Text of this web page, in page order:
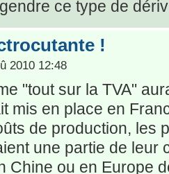
ce type de
!
2010 12:48
"tout sur la TVA"
mis en place en
de production, les
une partie de leur
Chine ou en Europe